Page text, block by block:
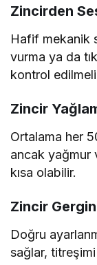
Zincirden
Hafif mekanik
vurma ya da
kontrol
Zincir
Ortalama her
ancak yağmur
kısa olabilir.
Zincir
Doğru
sağlar,